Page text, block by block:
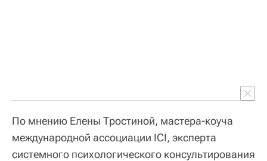
По мнению Елены Тростиной, мастера-коуча
международной ассоциации ICI, эксперта
системного психологического консультирования